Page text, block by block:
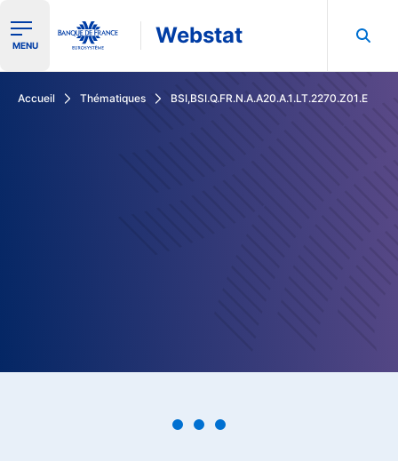
Ouvrir le menu de navigation
MENU Webstat
Accueil Thématiques BSI,BSI.Q.FR.N.A.A20.A.1.LT.2270.Z01.E